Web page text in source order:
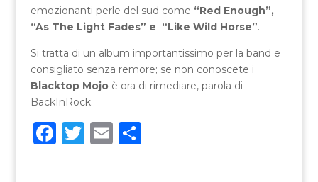
emozionanti perle del sud come “Red Enough”,
“As The Light Fades” e “Like Wild Horse”.
Si tratta di un album importantissimo per la band e
consigliato senza remore; se non conoscete i
Blacktop Mojoè ora di rimediare, parola di
BackInRock.
F T E C